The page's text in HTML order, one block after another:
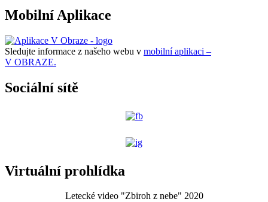
Mobilní Aplikace
Sledujte informace z našeho webu v mobilní aplikaci –
V OBRAZE.
Sociální sítě
Virtuální prohlídka
Letecké video "Zbiroh z nebe" 2020